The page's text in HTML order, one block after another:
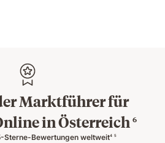
Marktführer für
in Österreich 6
Sterne-Bewertungen weltweit4 5